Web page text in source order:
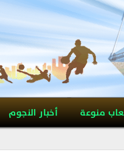
منوعة أخبار النجوم